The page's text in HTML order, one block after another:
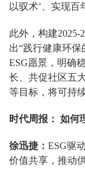
以驭术’、实现
此外，构建2025-
出“践行健康环
ESG愿景，明确
长、共促社区五
等目标，将可持
时代周报： 如何
徐迅捷： ESG驱
价值共享，推动